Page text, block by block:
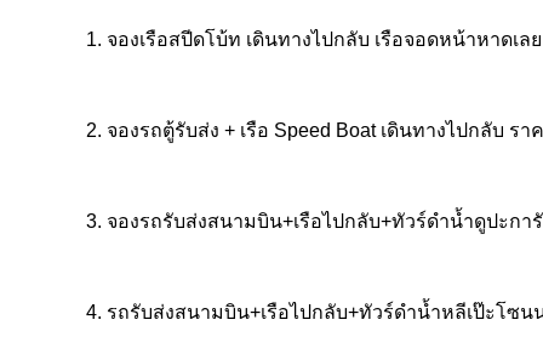
1. จองเรือสปีดโบ้ท เดินทางไปกลับ เรือจอดหน้าหาดเ
2. จองรถตู้รับส่ง + เรือ Speed Boat เดินทางไปกลับ ร
3. จองรถรับส่งสนามบิน+เรือไปกลับ+ทัวร์ดำน้ำดูปะกา
4. รถรับส่งสนามบิน+เรือไปกลับ+ทัวร์ดำน้ำหลีเป๊ะโซ